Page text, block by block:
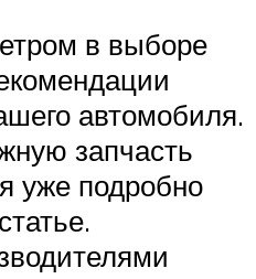
в выборе
автомобиля.
запчасть
уже подробно